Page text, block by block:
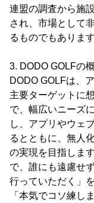
連盟の調査から施
され、市場として
るものでもあります
3. DODO GOLFの
DODO GOLFは、
主要ターゲットに
で、幅広いニーズ
し、アプリやウェ
るとともに、無人
の実現を目指しま
で、誰にも遠慮せ
行っていただく」
「本気でコソ練し